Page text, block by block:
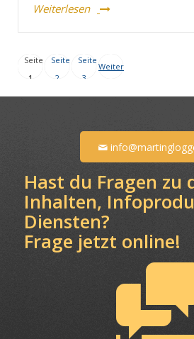
Weiterlesen
Seite
1
Seite
2
Seite
3
Weiter
Hast du Fragen zu
Inhalten,
Diensten?
Frage jetzt online!